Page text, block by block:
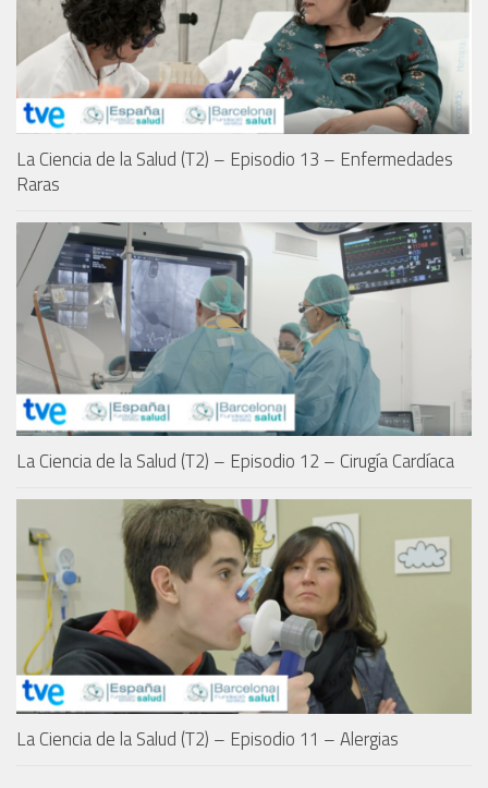
La Ciencia de la Salud (T2) – Episodio 13 – Enfermedades
Raras
La Ciencia de la Salud (T2) – Episodio 12 – Cirugía Cardíaca
La Ciencia de la Salud (T2) – Episodio 11 – Alergias